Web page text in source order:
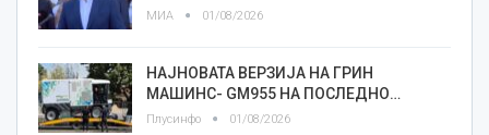
МИА 01/08/2026
НАЈНОВАТА ВЕРЗИЈА НА ГРИН
МАШИНС- GM955 НА ПОСЛЕДНО…
Плусинфо 01/08/2026